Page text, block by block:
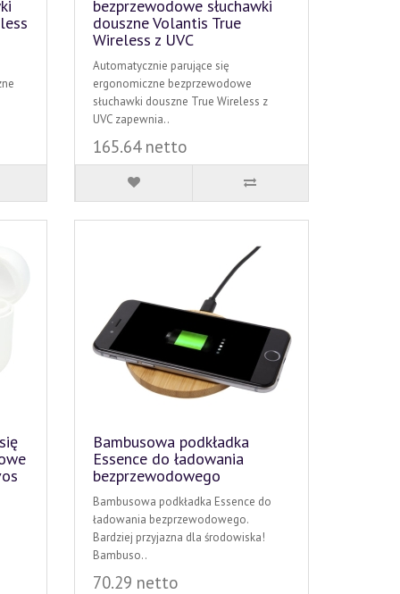
bezprzewodowe słuchawki
douszne Volantis True
Wireless z UVC
Automatycznie parujące się
ergonomiczne bezprzewodowe
słuchawki douszne True Wireless z
UVC zapewnia..
165.64 netto
Bambusowa podkładka
Essence do ładowania
bezprzewodowego
Bambusowa podkładka Essence do
ładowania bezprzewodowego.
Bardziej przyjazna dla środowiska!
Bambuso..
70.29 netto